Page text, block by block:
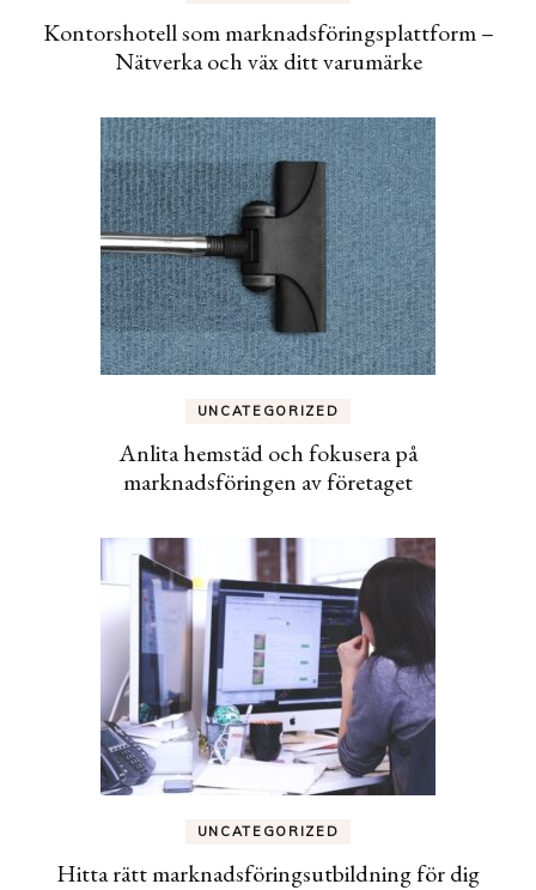
Kontorshotell som marknadsföringsplattform –
Nätverka och väx ditt varumärke
UNCATEGORIZED
Anlita hemstäd och fokusera på
marknadsföringen av företaget
UNCATEGORIZED
Hitta rätt marknadsföringsutbildning för dig